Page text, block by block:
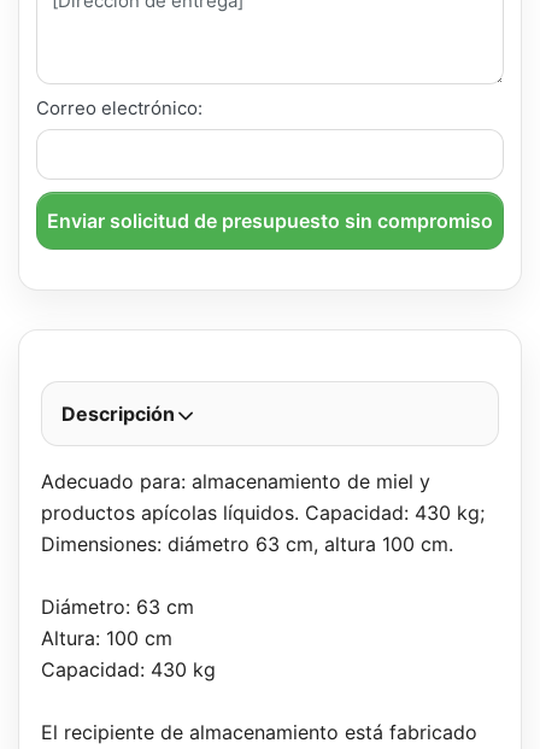
Correo electrónico:
Enviar solicitud de presupuesto sin compromiso
Descripción
Adecuado para: almacenamiento de miel y
productos apícolas líquidos. Capacidad: 430 kg;
Dimensiones: diámetro 63 cm, altura 100 cm.
Diámetro: 63 cm
Altura: 100 cm
Capacidad: 430 kg
El recipiente de almacenamiento está fabricado